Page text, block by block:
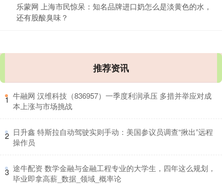
乐蒙网 上海市民惊呆：知名品牌进口奶怎么是淡黄色的水，
还有股酸臭味？
推荐资讯
1 ​牛融网 汉维科技（836957）一季度利润承压 多措并举应对成
本上涨与市场挑战
2 ​日升鑫 特斯拉自动驾驶实则手动：美国参议员调查“揪出”远程
操作员
3 ​途牛配资 数学金融与金融工程专业的大学生，四年这么规划，
毕业即拿高薪_数据_领域_概率论